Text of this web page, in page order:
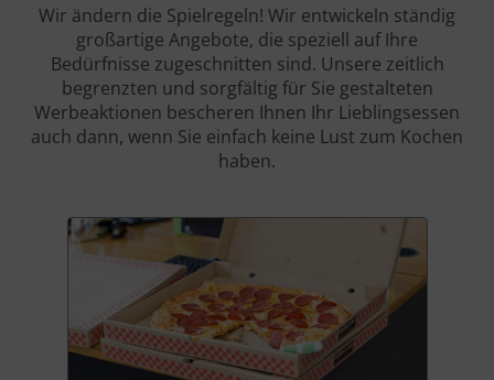
Wir ändern die Spielregeln! Wir entwickeln ständig
großartige Angebote, die speziell auf Ihre
Bedürfnisse zugeschnitten sind. Unsere zeitlich
begrenzten und sorgfältig für Sie gestalteten
Werbeaktionen bescheren Ihnen Ihr Lieblingsessen
auch dann, wenn Sie einfach keine Lust zum Kochen
haben.